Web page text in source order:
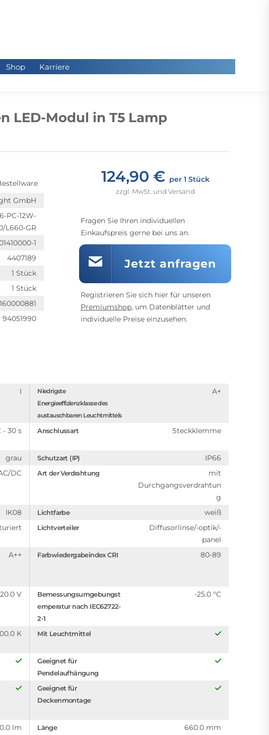
Shop Karriere
LED-Modul in T5 Lamp
GmbH
PC-12W-
L660-GR
1
4407189
1 Stück
1 Stück
94051990
124,90 € per 1 Stück
zzgl. MwSt. und Versand
Fragen Sie Ihren individuellen
Einkaufspreis gerne bei uns an.
Jetzt anfragen
Registrieren Sie sich hier für unseren
Premiumshop, um Datenblätter und
individuelle Preise einzusehen.
I
Niedrigste
Energieeffizienzklasse des
austauschbaren Leuchtmittels
A+
- 30 s Anschlussart Steckklemme
grau Schutzart (IP) IP66
DC Art der Verdrahtung
mit
Durchgangsverdrahtun
g
IK08 Lichtfarbe weiß
Lichtverteiler
Diffusorlinse/-optik/-
panel
A++ Farbwiedergabeindex CRI 80-89
V
Bemessungsumgebungst
emperatur nach IEC62722-
2-1
-25.0 °C
K Mit Leuchtmittel
Geeignet für
Pendelaufhängung
Geeignet für
Deckenmontage
lm Länge 660.0 mm